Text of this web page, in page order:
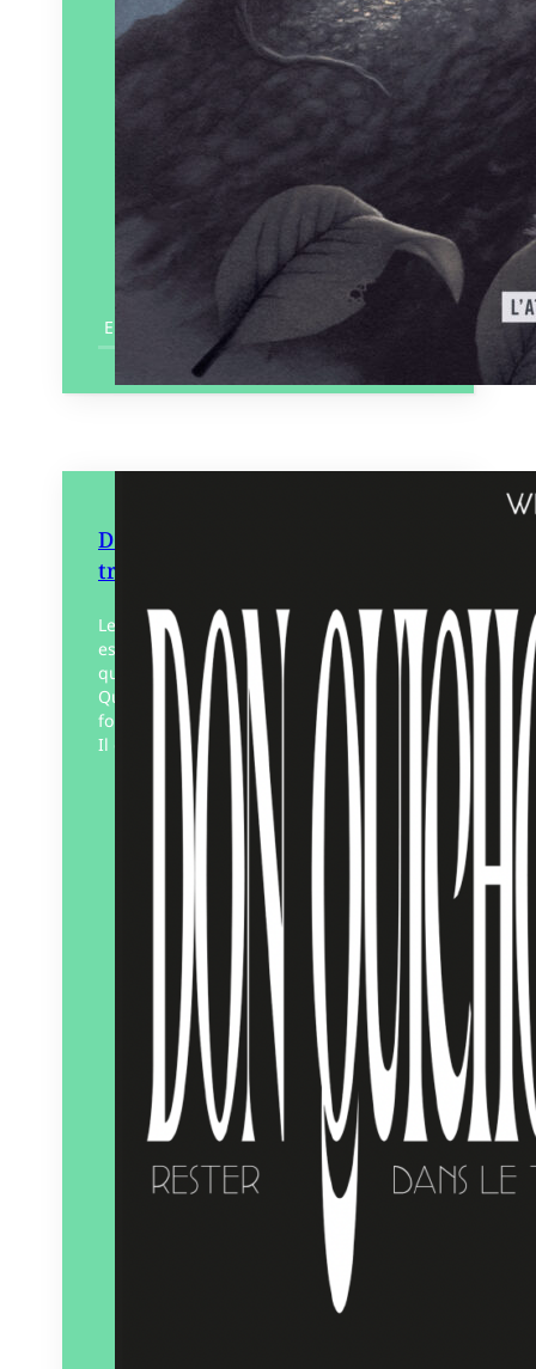
En savoir plus
Don Quichotte, rester dans le
trouble
Lecteur des pensées anarchistes,
espagnoles, russes et françaises, en
quête de joie, de paix-liberté, Don
Quichotte cherchait l’aventure et s’en
foutait complètement d’y laisser sa peau.
Il était…
Éditeur :
Solarium
01/01/2026